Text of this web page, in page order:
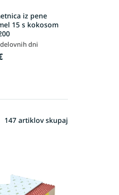
iz pene
15 s kokosom
dni
147 artiklov skupaj